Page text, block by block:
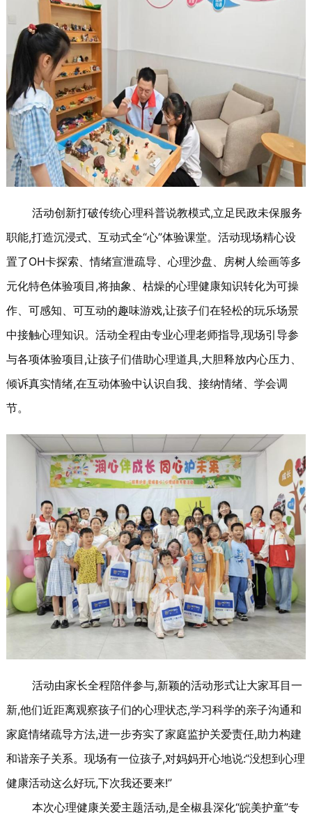
活动创新打破传统心理科普说教模式,立足民政未保服务
职能,打造沉浸式、互动式全“心”体验课堂。活动现场精心设
置了OH卡探索、情绪宣泄疏导、心理沙盘、房树人绘画等多
元化特色体验项目,将抽象、枯燥的心理健康知识转化为可操
作、可感知、可互动的趣味游戏,让孩子们在轻松的玩乐场景
中接触心理知识。活动全程由专业心理老师指导,现场引导参
与各项体验项目,让孩子们借助心理道具,大胆释放内心压力、
倾诉真实情绪,在互动体验中认识自我、接纳情绪、学会调
节。
活动由家长全程陪伴参与,新颖的活动形式让大家耳目一
新,他们近距离观察孩子们的心理状态,学习科学的亲子沟通和
家庭情绪疏导方法,进一步夯实了家庭监护关爱责任,助力构建
和谐亲子关系。现场有一位孩子,对妈妈开心地说:“没想到心理
健康活动这么好玩,下次我还要来!”
本次心理健康关爱主题活动,是全椒县深化“皖美护童”专